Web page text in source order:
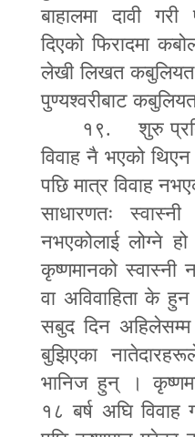
बाहालमा दावी गरी
दिएको फिरादमा
लेखी लिखत
पुण्यश्वरीबाट
१९. शुरु
विवाह नै भएको
पछि मात्र विवाह
साधारणतः
नभएकोलाई लोग्ने
कृष्णमानको
वा अविवाहिता के हुन
सबुद दिन
बुझिएका
भानिज हुन् ।
१८ बर्ष अघि विवाह